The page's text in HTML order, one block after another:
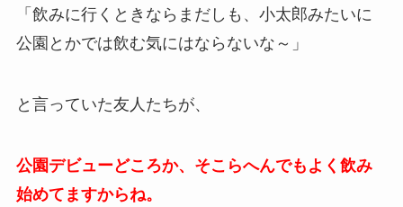
「飲みに行くときならまだしも、小太郎みたいに
公園とかでは飲む気にはならないな～」
と言っていた友人たちが、
公園デビューどころか、そこらへんでもよく飲み
始めてますからね。